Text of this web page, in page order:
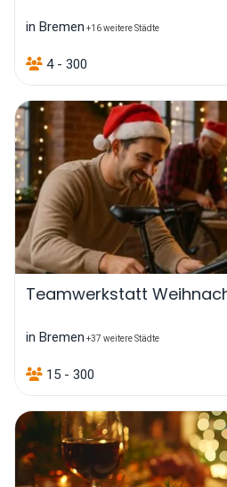
in Bremen +16 weitere Städte
4 - 300
Teamwerkstatt
in Bremen +37 weitere Städte
15 - 300